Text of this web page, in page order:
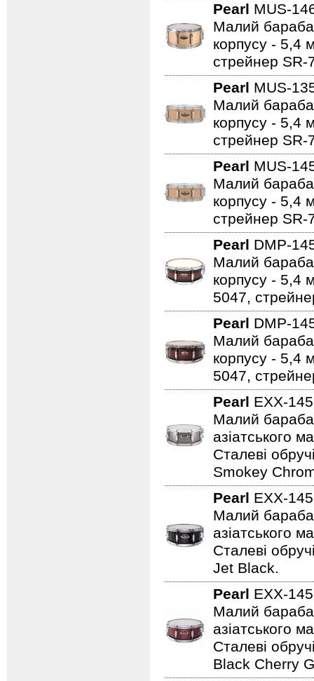
Pearl MUS-
Малий
корпусу - 5,4
стрейнер SR-
Pearl MUS-
Малий
корпусу - 5,4
стрейнер SR-
Pearl MUS-
Малий
корпусу - 5,4
стрейнер SR-
Pearl DMP-
Малий
корпусу - 5,4
5047,
Pearl DMP-
Малий
корпусу - 5,4
5047,
Pearl EXX-
Малий
азіатського
Сталеві
Smokey
Pearl EXX-
Малий
азіатського
Сталеві
Jet Black.
Pearl EXX-
Малий
азіатського
Сталеві
Black Cherry